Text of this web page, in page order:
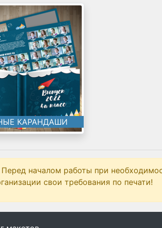
КАРАНДАШИ
началом работы при
свои требования по печати!